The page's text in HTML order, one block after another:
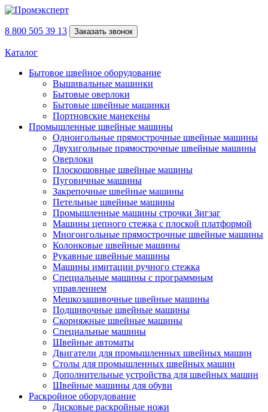
8 800 505 39 13 Заказать звонок
Каталог
Бытовое швейное оборудование
Вышивальные машинки
Бытовые оверлоки
Бытовые швейные машинки
Портновские манекены
Промышленные швейные машины
Одноигольные прямострочные швейные машины
Двухигольные прямострочные швейные машины
Оверлоки
Плоскошовные швейные машины
Пуговичные машины
Закрепочные швейные машины
Петельные швейные машины
Промышленные машины строчки Зигзаг
Машины цепного стежка с плоской платформой
Многоигольные прямострочные швейные машины
Колонковые швейные машины
Рукавные швейные машины
Машины имитации ручного стежка
Специальные машины с программным
управлением
Мешкозашивочные швейные машины
Подшивочные швейные машины
Скорняжные швейные машины
Специальные машины
Швейные автоматы
Двигатели для промышленных швейных машин
Столы для промышленных швейных машин
Дополнительные устройства для швейных машин
Швейные машины для обуви
Раскройное оборудование
Дисковые раскройные ножи